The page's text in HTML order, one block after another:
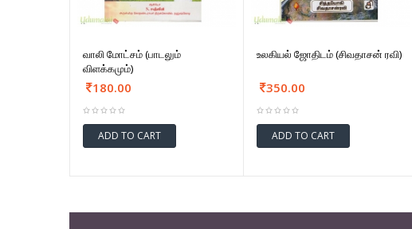
வாலி மோட்சம் (பாடலும்
விளக்கமும்)
180.00
ADD TO CART
உலகியல் ஜோதிடம் (சிவதாசன் ரவி)
350.00
ADD TO CART